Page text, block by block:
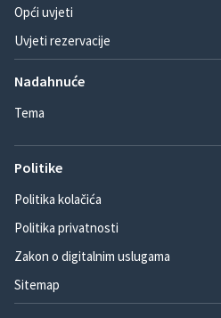
Opći uvjeti
Uvjeti rezervacije
Nadahnuće
Tema
Politike
Politika kolačića
Politika privatnosti
Zakon o digitalnim uslugama
Sitemap